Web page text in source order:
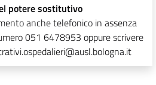
potere sostitutivo
anche telefonico in assenza
051 6478953 oppure scrivere